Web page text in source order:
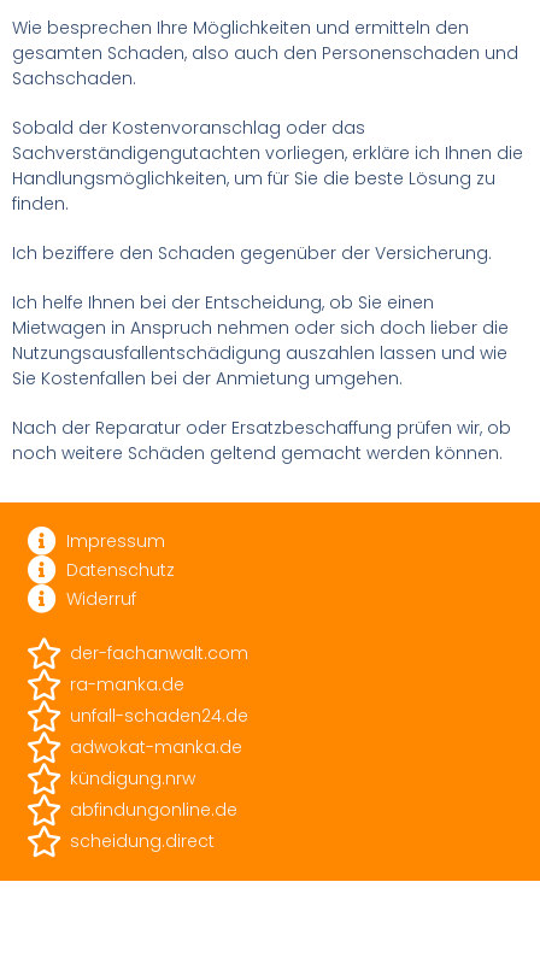
Wie besprechen Ihre Möglichkeiten und ermitteln den
gesamten Schaden, also auch den Personenschaden und
Sachschaden.
Sobald der Kostenvoranschlag oder das
Sachverständigengutachten vorliegen, erkläre ich Ihnen die
Handlungsmöglichkeiten, um für Sie die beste Lösung zu
finden.
Ich beziffere den Schaden gegenüber der Versicherung.
Ich helfe Ihnen bei der Entscheidung, ob Sie einen
Mietwagen in Anspruch nehmen oder sich doch lieber die
Nutzungsausfallentschädigung auszahlen lassen und wie
Sie Kostenfallen bei der Anmietung umgehen.
Nach der Reparatur oder Ersatzbeschaffung prüfen wir, ob
noch weitere Schäden geltend gemacht werden können.
Impressum
Datenschutz
Widerruf
der-fachanwalt.com
ra-manka.de
unfall-schaden24.de
adwokat-manka.de
kündigung.nrw
abfindungonline.de
scheidung.direct